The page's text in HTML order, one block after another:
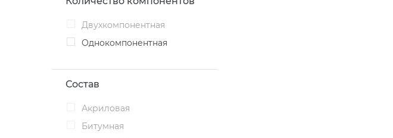
двухкомпонентная
однокомпонентная
Состав
акриловая
битумная